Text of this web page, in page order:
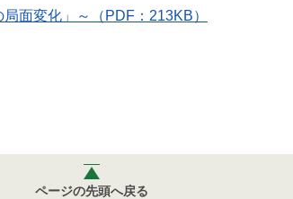
面変化」～（PDF：213KB）
ページの先頭へ戻る